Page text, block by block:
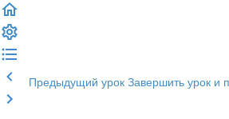
Предыдущий урок Завершить урок и